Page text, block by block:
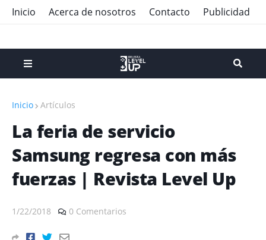
Inicio Acerca de nosotros Contacto Publicidad
Inicio Artículos
La feria de servicio
Samsung regresa con más
fuerzas | Revista Level Up
1/22/2018 0 Comentarios